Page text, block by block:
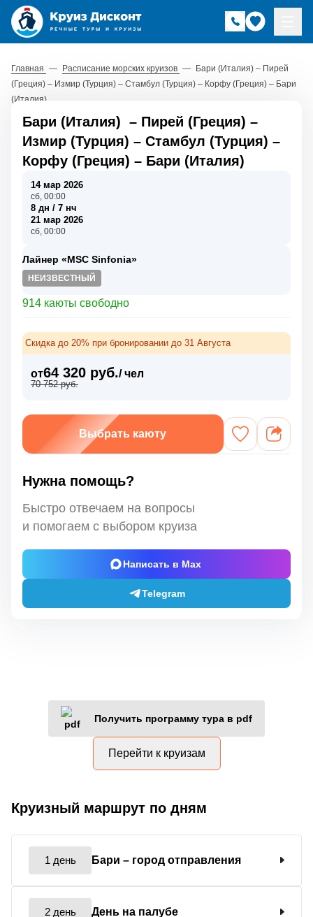
Главная — Расписание морских круизов — Бари (Италия) – Пирей
(Греция) – Измир (Турция) – Стамбул (Турция) – Корфу (Греция) – Бари
(Италия)
Бари (Италия) – Пирей (Греция) –
Измир (Турция) – Стамбул (Турция) –
Корфу (Греция) – Бари (Италия)
14 мар 2026
сб, 00:00
8 дн / 7 нч
21 мар 2026
сб, 00:00
Лайнер «MSC Sinfonia»
НЕИЗВЕСТНЫЙ
914 каюты свободно
Скидка до 20% при бронировании до 31 Августа
от64 320 руб./ чел
70 752 руб.
Выбрать каюту
Нужна помощь?
Быстро отвечаем на вопросы
и помогаем с выбором круиза
Написать в Max
Telegram
Получить программу тура в pdf
Перейти к круизам
Круизный маршрут по дням
1 день Бари – город отправления
2 день День на палубе